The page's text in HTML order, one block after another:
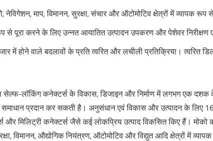
नेविगेशन, माप, विमानन, सुरक्षा, संचार और ऑटोमोटिव क्षेत्रों में व्यापक रूप
से पूरा करने के लिए उन्नत आयातित उत्पादन उपकरण और पेशेवर निरीक्षण
में होने वाले बदलावों के प्रति त्वरित और लचीली प्रतिक्रिया। त्वरित
लॉकिंग कनेक्टर्स के विकास, डिजाइन और निर्माण में लगभग एक
प्रदान कर सकती है। अनुसंधान एवं विकास और उत्पादन के लिए
मिलिट्री कनेक्टर्स जैसे कई लोकप्रिय उत्पाद विकसित किए हैं। मोको
विमानन, औद्योगिक नियंत्रण, ऑटोमोटिव और विद्युत आदि क्षेत्रों में